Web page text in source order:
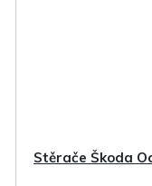
Stěrače Škoda